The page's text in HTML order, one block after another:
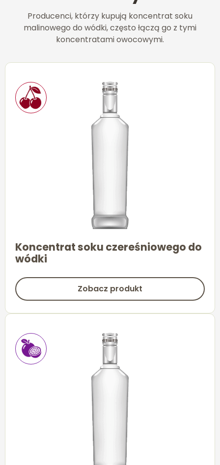
Producenci, którzy kupują koncentrat soku
malinowego do wódki, często łączą go z tymi
koncentratami owocowymi.
Koncentrat soku czereśniowego do
wódki
Zobacz produkt